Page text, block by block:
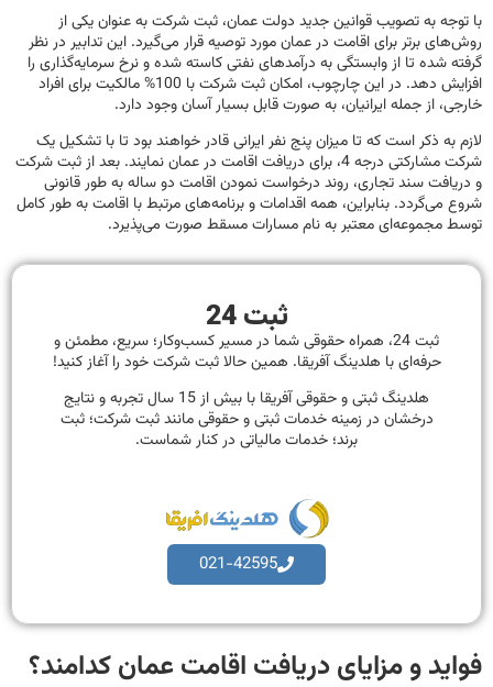
با توجه به تصویب قوانین جدید دولت عمان، ثبت شرکت به عنوان یکی از
روش‌های برتر برای اقامت در عمان مورد توصیه قرار می‌گیرد. این تدابیر در نظر
گرفته شده تا از وابستگی به درآمدهای نفتی کاسته شده و نرخ سرمایه‌گذاری را
افزایش دهد. در این چارچوب، امکان ثبت شرکت با 100% مالکیت برای افراد
خارجی، از جمله ایرانیان، به صورت قابل بسیار آسان وجود دارد.
لازم به ذکر است که تا میزان پنج نفر ایرانی قادر خواهند بود تا با تشکیل یک
شرکت مشارکتی درجه 4، برای دریافت اقامت در عمان نمایند. بعد از ثبت شرکت
و دریافت سند تجاری، روند درخواست نمودن اقامت دو ساله به طور قانونی
شروع می‌گردد. بنابراین، همه اقدامات و برنامه‌های مرتبط با اقامت به طور کامل
توسط مجموعه‌ای معتبر به نام مسارات مسقط صورت می‌پذیرد.
ثبت 24
ثبت 24، همراه حقوقی شما در مسیر کسب‌وکار؛ سریع، مطمئن و
حرفه‌ای با هلدینگ آفریقا. همین حالا ثبت شرکت خود را آغاز کنید!
هلدینگ ثبتی و حقوقی آفریقا با بیش از 15 سال تجربه و نتایج
درخشان در زمینه خدمات ثبتی و حقوقی مانند ثبت شرکت؛ ثبت
برند؛ خدمات مالیاتی در کنار شماست.
021-42595
فواید و مزایای دریافت اقامت عمان کدامند؟